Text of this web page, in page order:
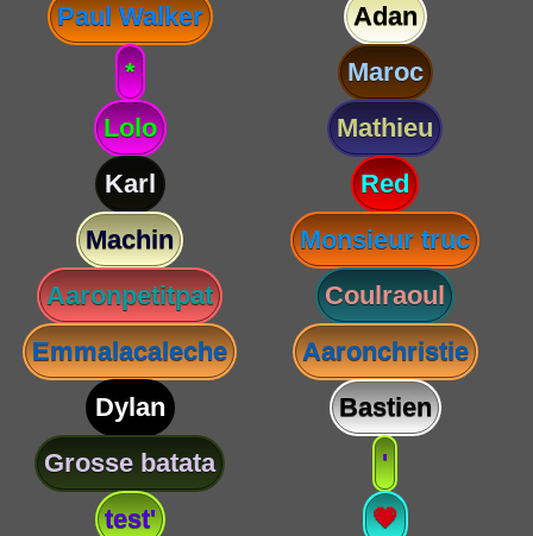
Paul Walker
Adan
*
Maroc
Lolo
Mathieu
Karl
Red
Machin
Monsieur truc
Aaronpetitpat
Coulraoul
Emmalacaleche
Aaronchristie
Dylan
Bastien
Grosse batata
'
test'
💗